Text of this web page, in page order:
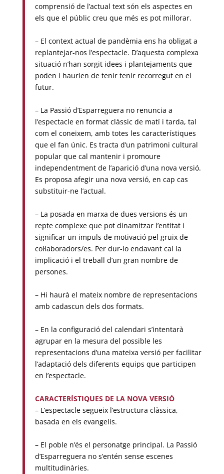
comprensió de l’actual text són els aspectes en
els que el públic creu que més es pot millorar.
– El context actual de pandèmia ens ha obligat a
replantejar-nos l’espectacle. D’aquesta complexa
situació n’han sorgit idees i plantejaments que
poden i haurien de tenir tenir recorregut en el
futur.
– La Passió d’Esparreguera no renuncia a
l’espectacle en format clàssic de matí i tarda, tal
com el coneixem, amb totes les característiques
que el fan únic. Es tracta d’un patrimoni cultural
popular que cal mantenir i promoure
independentment de l’aparició d’una nova versió.
Es proposa afegir una nova versió, en cap cas
substituir-ne l’actual.
– La posada en marxa de dues versions és un
repte complexe que pot dinamitzar l’entitat i
significar un impuls de motivació pel gruix de
col·laboradors/es. Per dur-lo endavant cal la
implicació i el treball d’un gran nombre de
persones.
– Hi haurà el mateix nombre de representacions
amb cadascun dels dos formats.
– En la configuració del calendari s’intentarà
agrupar en la mesura del possible les
representacions d’una mateixa versió per facilitar
l’adaptació dels diferents equips que participen
en l’espectacle.
CARACTERÍSTIQUES DE LA NOVA VERSIÓ
– L’espectacle segueix l’estructura clàssica,
basada en els evangelis.
– El poble n’és el personatge principal. La Passió
d’Esparreguera no s’entén sense escenes
multitudinàries.